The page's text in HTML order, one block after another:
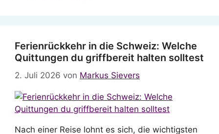
Ferienrückkehr in die Schweiz: Welche
Quittungen du griffbereit halten solltest
2. Juli 2026 von Markus Sievers
Nach einer Reise lohnt es sich, die wichtigsten